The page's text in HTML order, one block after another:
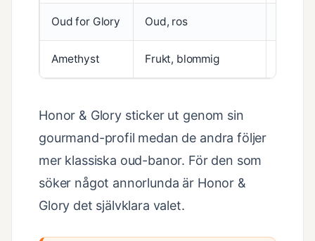
Oud for Glory Oud, ros
Amethyst Frukt, blommig
Honor & Glory sticker ut genom sin
gourmand-profil medan de andra följer
mer klassiska oud-banor. För den som
söker något annorlunda är Honor &
Glory det självklara valet.